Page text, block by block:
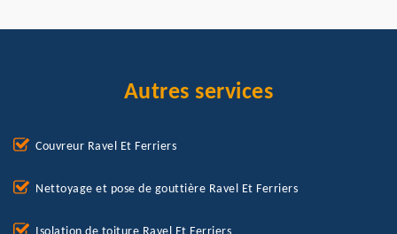
Autres services
Couvreur Ravel Et Ferriers
Nettoyage et pose de gouttière Ravel Et Ferriers